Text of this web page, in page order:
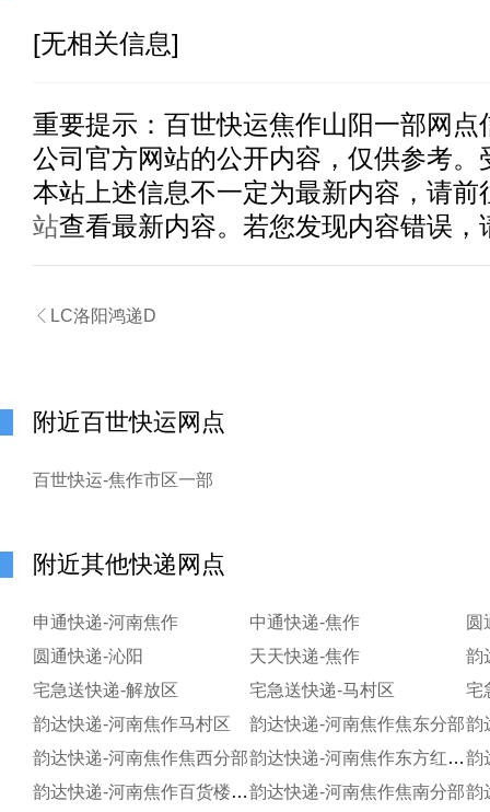
[无相关信息]
重要提示： 百世快运焦作山阳一部网点
公司官方网站的公开内容，仅供参考。
本站上述信息不一定为最新内容，请前
站查看最新内容。若您发现内容错误，
 LC洛阳鸿递D
附近百世快运网点
百世快运-焦作市区一部
附近其他快递网点
申通快递-河南焦作 中通快递-焦作
圆
圆通快递-沁阳
天天快递-焦作
韵
宅急送快递-解放区
宅急送快递-马村区
宅
韵达快递-河南焦作马村区
韵达快递-河南焦作焦东分部韵
韵达快递-河南焦作焦西分部
韵达快递-河南焦作东方红分部韵
韵达快递-河南焦作百货楼分部韵达快递-河南焦作焦南分部